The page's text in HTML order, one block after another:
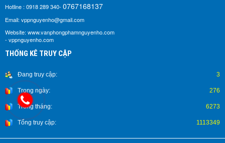
Hotline : 0918 289 340- 0767168137
Email: vppnguyenho@gmail.com
Website: www.vanphongphamnguyenho.com
- vppnguyenho.com
THỐNG KÊ TRUY CẬP
Đang truy cập: 3
Trong ngày: 276
Trong tháng: 6273
Tổng truy cập: 1113349